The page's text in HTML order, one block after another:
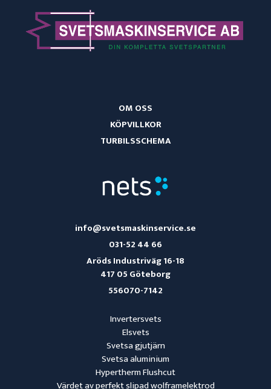
Invertersvets
Elsvets
Svetsa gjutjärn
Svetsa aluminium
Hypertherm Flushcut
Värdet av perfekt slipad wolframelektrod
info@svetsmaskinservice.se
031-52 44 66
Aröds Industriväg 16-18
417 05 Göteborg
556070-7142
OM OSS
KÖPVILLKOR
TURBILSSCHEMA